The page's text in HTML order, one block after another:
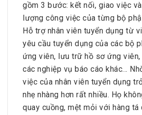
gồm 3 bước: kết nối, giao việc
lượng công việc của từng bộ
Hỗ trợ nhân viên tuyển dụng từ
yêu cầu tuyển dụng của các bộ
ứng viên, lưu trữ hồ sơ ứng
các nghiệp vụ báo cáo khác…
việc của nhân viên tuyển dụng
nhẹ nhàng hơn rất nhiều. Họ
quay cuồng, mệt mỏi với hàng tá